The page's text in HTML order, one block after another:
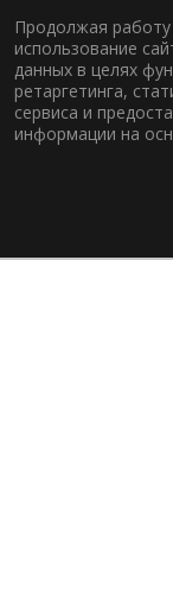
Продолжая работу
использование
данных в целях
ретаргетинга,
сервиса и
информации на